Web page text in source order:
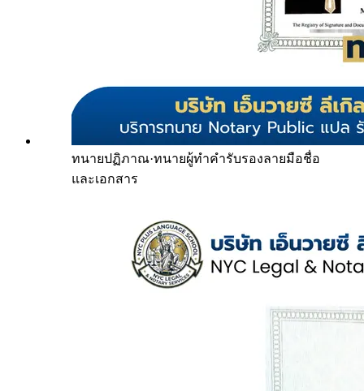
ทนายปฏิภาณ·ทนายผู้ทำคำรับรองลายมือชื่อ
และเอกสาร